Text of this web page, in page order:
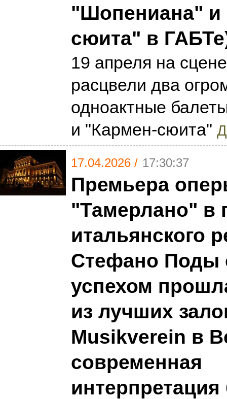
"Шопениана" и
сюита" в
19 апреля на
расцвели два
одноактные
и "Кармен-сюита"
17.04.2026 / 17:30:37
Премьера
"Тамерлано" в
итальянского
Стефано Поды
успехом
из лучших
Musikverein в
современная